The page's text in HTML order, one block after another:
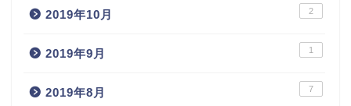
2019年10月 2
2019年9月 1
2019年8月 7